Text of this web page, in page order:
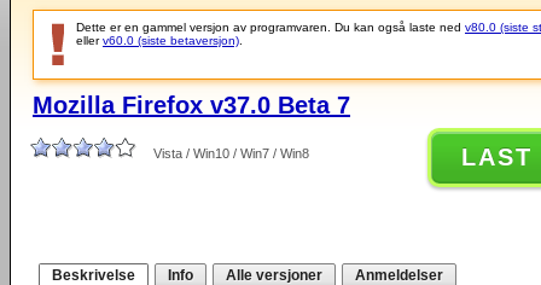
Dette er en gammel versjon av programvaren. Du kan også laste ned v80.0 (siste
ellerv60.0 (siste betaversjon)
Mozilla Firefox v37.0 Beta 7
Vista / Win10 / Win7 / Win8 LAST
Beskrivelse Info Alle versjoner Anmeldelser